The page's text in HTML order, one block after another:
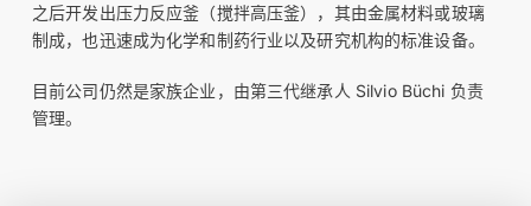
之后开发出压力反应釜（搅拌高压釜），其由金属材料或玻璃
制成，也迅速成为化学和制药行业以及研究机构的标准设备。
目前公司仍然是家族企业，由第三代继承人 Silvio Büchi 负责
管理。